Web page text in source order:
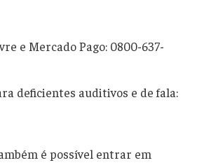
e Mercado Pago: 0800-637-
deficientes auditivos e de fala:
é possível entrar em